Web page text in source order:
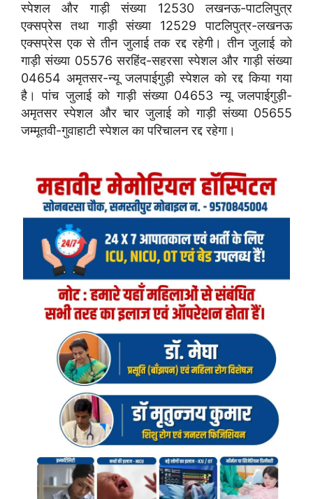
स्पेशल और गाड़ी संख्या 12530 लखनऊ-पाटलिपुत्र
एक्सप्रेस तथा गाड़ी संख्या 12529 पाटलिपुत्र-लखनऊ
एक्सप्रेस एक से तीन जुलाई तक रद्द रहेगी। तीन जुलाई को
गाड़ी संख्या 05576 सरहिंद-सहरसा स्पेशल और गाड़ी संख्या
04654 अमृतसर-न्यू जलपाईगुड़ी स्पेशल को रद्द किया गया
है। पांच जुलाई को गाड़ी संख्या 04653 न्यू जलपाईगुड़ी-
अमृतसर स्पेशल और चार जुलाई को गाड़ी संख्या 05655
जम्मूतवी-गुवाहाटी स्पेशल का परिचालन रद्द रहेगा।